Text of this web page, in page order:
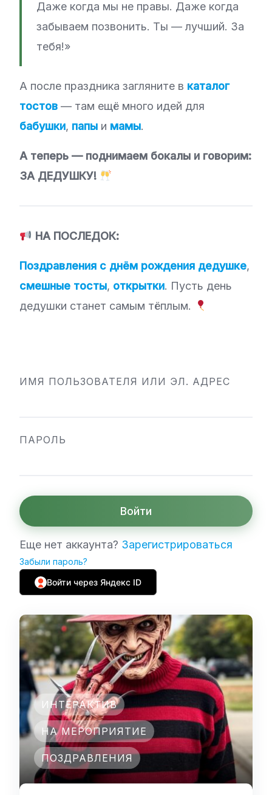
Даже когда мы не правы. Даже когда
забываем позвонить. Ты — лучший. За
тебя!»
А после праздника загляните в каталог
тостов — там ещё много идей для
бабушки, папы и мамы.
А теперь — поднимаем бокалы и говорим:
ЗА ДЕДУШКУ!
НА ПОСЛЕДОК:
Поздравления с днём рождения дедушке,
смешные тосты, открытки. Пусть день
дедушки станет самым тёплым.
ИМЯ ПОЛЬЗОВАТЕЛЯ ИЛИ ЭЛ. АДРЕС
ПАРОЛЬ
Войти
Еще нет аккаунта? Зарегистрироваться
Забыли пароль?
Войти через Яндекс ID
ИНТЕРАКТИВ
НА МЕРОПРИЯТИЕ
ПОЗДРАВЛЕНИЯ